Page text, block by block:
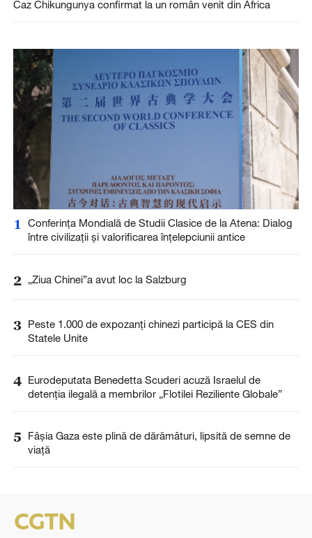
Caz Chikungunya confirmat la un român venit din Africa
1
Conferința Mondială de Studii Clasice de la Atena: Dialog
între civilizații și valorificarea înțelepciunii antice
2 „Ziua Chinei”a avut loc la Salzburg
3 Peste 1.000 de expozanți chinezi participă la CES din
Statele Unite
4 Eurodeputata Benedetta Scuderi acuză Israelul de
detenția ilegală a membrilor „Flotilei Reziliente Globale”
5
Fâșia Gaza este plină de dărămâturi, lipsită de semne de
viață